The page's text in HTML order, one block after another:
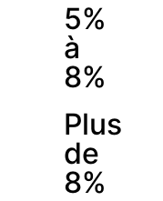
5%
à
8%
Plus
de
8%